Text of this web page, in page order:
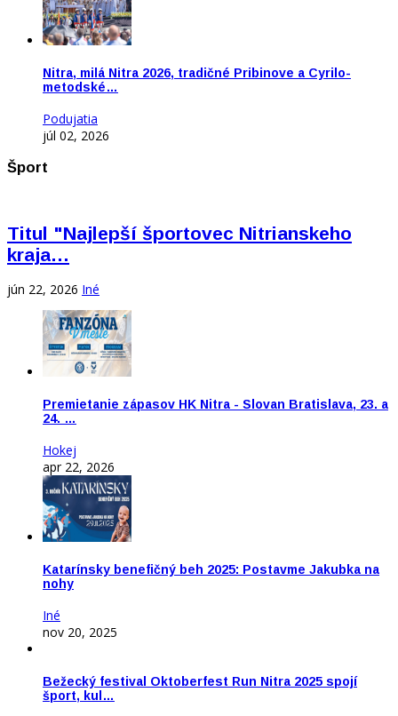
Nitra, milá Nitra 2026, tradičné Pribinove a Cyrilo-
metodské…
Podujatia
júl 02, 2026
Šport
Titul "Najlepší športovec Nitrianskeho
kraja…
jún 22, 2026 Iné
Premietanie zápasov HK Nitra - Slovan Bratislava, 23. a
24. …
Hokej
apr 22, 2026
Katarínsky benefičný beh 2025: Postavme Jakubka na
nohy
Iné
nov 20, 2025
Bežecký festival Oktoberfest Run Nitra 2025 spojí
šport, kul…